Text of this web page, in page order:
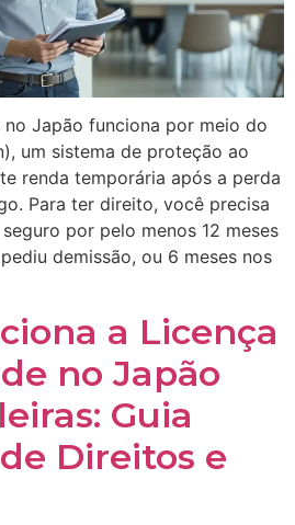
no Japão funciona por meio do
um sistema de proteção ao
renda temporária após a perda
Para ter direito, você precisa
por pelo menos 12 meses
demissão, ou 6 meses nos
a Licença
no Japão
Guia
Direitos e